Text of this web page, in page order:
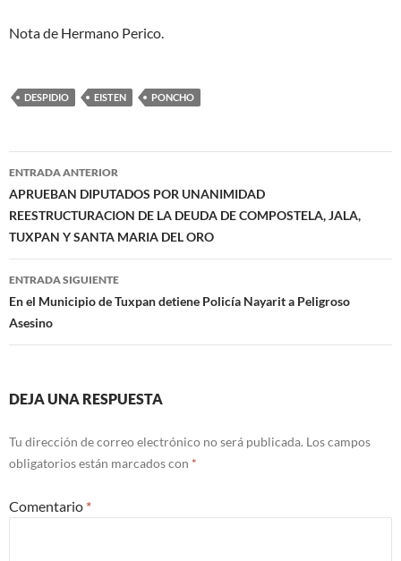
Nota de Hermano Perico.
DESPIDIO EISTEN PONCHO
Navegación
de
entradas
ENTRADA ANTERIOR
APRUEBAN DIPUTADOS POR UNANIMIDAD
REESTRUCTURACION DE LA DEUDA DE COMPOSTELA, JALA,
TUXPAN Y SANTA MARIA DEL ORO
ENTRADA SIGUIENTE
En el Municipio de Tuxpan detiene Policía Nayarit a Peligroso
Asesino
DEJA UNA RESPUESTA
Tu dirección de correo electrónico no será publicada. Los campos
obligatorios están marcados con *
Comentario *